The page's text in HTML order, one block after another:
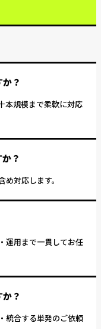
？
本規模まで柔軟に対応
？
対応します。
運用まで一貫してお任
？
統合する単発のご依頼